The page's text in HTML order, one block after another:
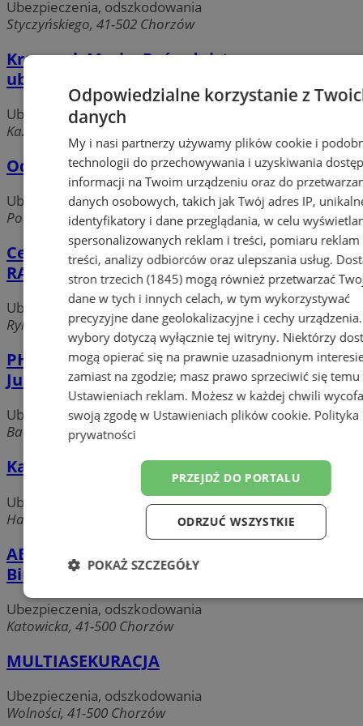
Ubezpieczenia, odszkodowania
Styczyńskiego, 41-502 Chorzów
Krawczyk Maria. Pośrednictwo
ubezpieczeniowe
Ubezpieczenia, odszkodowania
Kazimierza Wielkiego, 41-500 Chorzów
Oddział Grupy Ergo Hestia
Ubezpieczenia, odszkodowania
Pocztowej, 41-500 Chorzów
Centrum Doradztwa Ubezpieczeniowego
RADIX S.C.
Ubezpieczenia, odszkodowania
Rynek, 41-500 Chorzów
PHU LIDER s.c. Zuzanna Czechowska
Justyna Szczepaniak
Ubezpieczenia, odszkodowania
Batorego, 41-506 Chorzów
Kancelaria Brokerska TASK
Ubezpieczenia, odszkodowania
Harcerska, 41-500 Chorzów
AEGON Towarzystwo Ubezpieczeń na Życie
Biuro Regionalne w Chorzowie
Ubezpieczenia, odszkodowania
Katowicka, 41-500 Chorzów
MULTIASEKURACJA
Ubezpieczenia, odszkodowania
Wolności, 41-500 Chorzów
Odpowiedzialne korzystanie z
danych
My i nasi partnerzy używamy plików cookie i
technologii do przechowywania i uzyskiwania
informacji na Twoim urządzeniu oraz do
danych osobowych, takich jak Twój adres IP,
identyfikatory i dane przeglądania, w celu
spersonalizowanych reklam i treści, pomiaru reklam
treści, analizy odbiorców oraz ulepszania usług.
stron trzecich (1845)mogą również przetwarzać
dane w tych i innych celach, w tym wykorzystywać
precyzyjne dane geolokalizacyjne i cechy
wybory dotyczą wyłącznie tej witryny. Niektórzy
mogą opierać się na prawnie uzasadnionym
zamiast na zgodzie; masz prawo sprzeciwić się temu
Ustawieniach reklam. Możesz w każdej chwili
swoją zgodę w Ustawieniach plików cookie. Polityka
prywatności
PRZEJDŹ DO PORTALU
ODRZUĆ WSZYSTKIE
POKAŻ SZCZEGÓŁY
Niezbędne Wydajność
Funkcjonalność